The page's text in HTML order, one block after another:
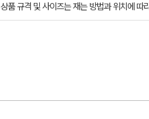
상품 규격 및 사이즈는 재는 방법과 위치에 따